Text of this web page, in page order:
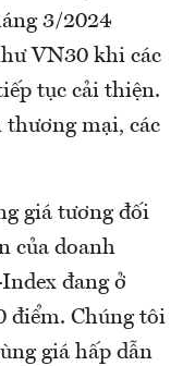
3/2024
VN30 khi các
tục cải thiện.
mại, các
giá tương đối
của doanh
đang ở
điểm. Chúng tôi
giá hấp dẫn